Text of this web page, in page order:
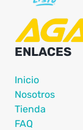
ENLACES
Inicio
Nosotros
Tienda
FAQ